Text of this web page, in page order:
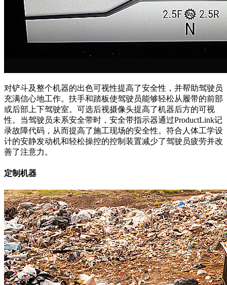
对铲斗及整个机器的出色可视性提高了安全性，并帮助驾驶员
充满信心地工作。扶手和踏板使驾驶员能够轻松从履带的前部
或后部上下驾驶室。可选后视摄像头提高了机器后方的可视
性。当驾驶员未系安全带时，安全带指示器通过ProductLink记
录故障代码，从而提高了施工现场的安全性。符合人体工学设
计的安静发动机和轻松操控的控制装置减少了驾驶员疲劳并改
善了注意力。
定制机器